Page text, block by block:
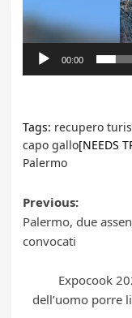
00:00
Tags: recupero
capo gallo[NEEDS
Palermo
Post
Previous:
Palermo, due
convocati
Expocook
dell’uomo porre